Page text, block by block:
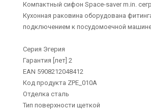
Компактный сифон Space-saver m.in.
Кухонная раковина оборудована
подключением к посудомоечной
Серия Эгерия
Гарантия [лет] 2
EAN 5908212048412
Код продукта ZPE_010A
Отделка сталь
Тип поверхности щеткой